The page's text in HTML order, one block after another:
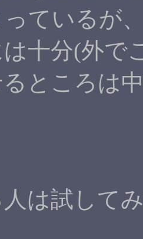
ているが
十分(外で
ところは
は試して